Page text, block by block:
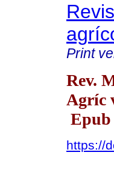
Print
Rev.
Agríc
Epub
https://